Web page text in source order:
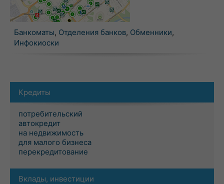
Банкоматы, Отделения банков, Обменники,
Инфокиоски
Кредиты
потребительский
автокредит
на недвижимость
для малого бизнеса
перекредитование
Вклады, инвестиции